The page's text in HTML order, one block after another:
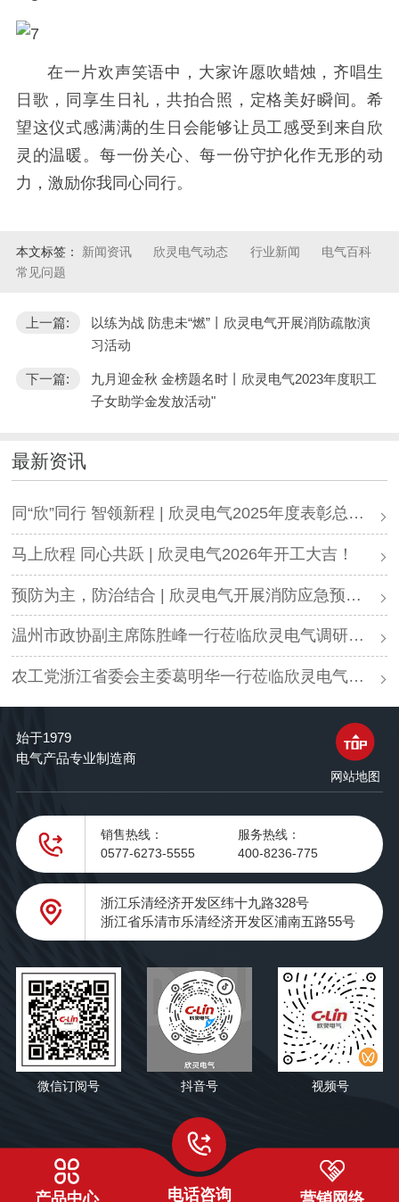
在一片欢声笑语中，大家许愿吹蜡烛，齐唱生
日歌，同享生日礼，共拍合照，定格美好瞬间。希
望这仪式感满满的生日会能够让员工感受到来自欣
灵的温暖。每一份关心、每一份守护化作无形的动
力，激励你我同心同行。
本文标签： 新闻资讯 欣灵电气动态 行业新闻
电气百科
常见问题
上一篇:
以练为战 防患未“燃”丨欣灵电气开展消防疏散演
习活动
下一篇:
九月迎金秋 金榜题名时丨欣灵电气2023年度职工
子女助学金发放活动"
最新资讯
同“欣”同行 智领新程 | 欣灵电气2025年度表彰总结大会暨新年酒会成功举办！
马上欣程 同心共跃 | 欣灵电气2026年开工大吉！
预防为主，防治结合 | 欣灵电气开展消防应急预案演练活动
温州市政协副主席陈胜峰一行莅临欣灵电气调研指导
农工党浙江省委会主委葛明华一行莅临欣灵电气考察调研
始于1979
电气产品专业制造商
网站地图
销售热线：
0577-6273-5555
服务热线：
400-8236-775
浙江乐清经济开发区纬十九路328号
浙江省乐清市乐清经济开发区浦南五路55号
微信订阅号 抖音号 视频号
电话咨询